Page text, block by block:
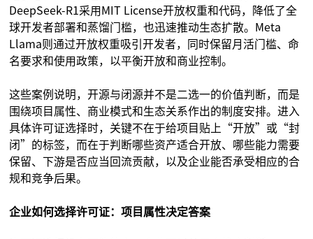
DeepSeek-R1采用MIT License开放权重和代码，降低了全
球开发者部署和蒸馏门槛，也迅速推动生态扩散。Meta
Llama则通过开放权重吸引开发者，同时保留月活门槛、命
名要求和使用政策，以平衡开放和商业控制。
这些案例说明，开源与闭源并不是二选一的价值判断，而是
围绕项目属性、商业模式和生态关系作出的制度安排。进入
具体许可证选择时，关键不在于给项目贴上“开放”或“封
闭”的标签，而在于判断哪些资产适合开放、哪些能力需要
保留、下游是否应当回流贡献，以及企业能否承受相应的合
规和竞争后果。
企业如何选择许可证：项目属性决定答案